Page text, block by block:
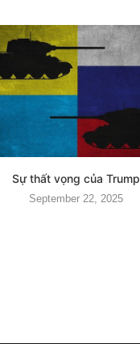
Sự thất vọng của Trump
September 22, 2025